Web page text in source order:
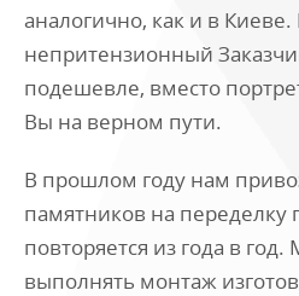
аналогично, как и в Киеве.
непритензионный
подешевле, вместо
Вы на верном пути.
В прошлом году нам
памятников на переделку
повторяется из года в
выполнять монтаж